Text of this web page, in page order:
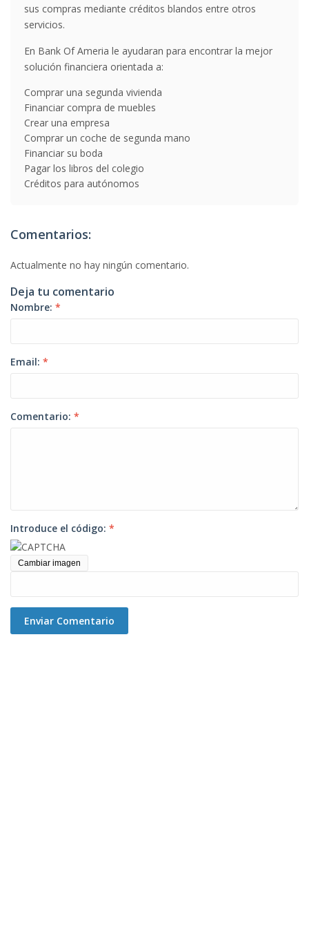
sus compras mediante créditos blandos entre otros
servicios.
En Bank Of Ameria le ayudaran para encontrar la mejor
solución financiera orientada a:
Comprar una segunda vivienda
Financiar compra de muebles
Crear una empresa
Comprar un coche de segunda mano
Financiar su boda
Pagar los libros del colegio
Créditos para autónomos
Comentarios:
Actualmente no hay ningún comentario.
Deja tu comentario
Nombre: *
Email: *
Comentario: *
Introduce el código: *
Cambiar imagen
Enviar Comentario